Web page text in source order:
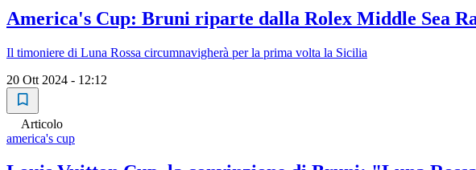
America's Cup: Bruni riparte dalla Rolex Middle Sea
Il timoniere di Luna Rossa circumnavigherà per la prima volta la Sicilia
20 Ott 2024 - 12:12
Articolo
america's cup